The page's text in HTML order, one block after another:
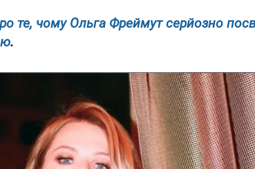
те, чому Ольга Фреймут серйозно
.